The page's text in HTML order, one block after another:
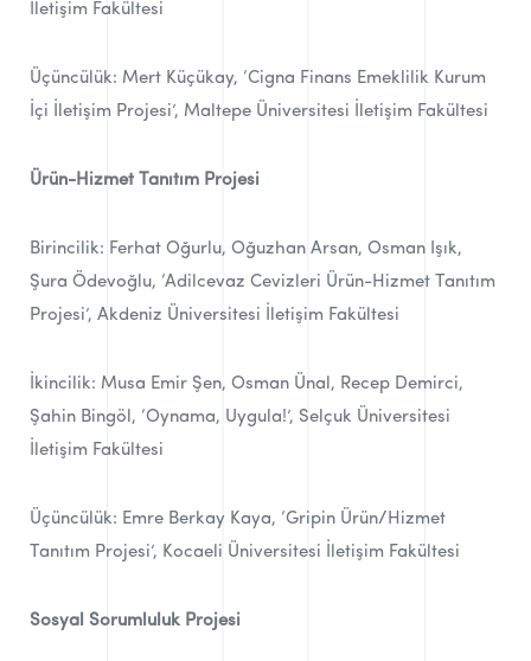
İletişim Fakültesi
Üçüncülük: Mert Küçükay, ‘Cigna Finans Emeklilik Kurum
İçi İletişim Projesi’, Maltepe Üniversitesi İletişim Fakültesi
Ürün-Hizmet Tanıtım Projesi
Birincilik: Ferhat Oğurlu, Oğuzhan Arsan, Osman Işık,
Şura Ödevoğlu, ‘Adilcevaz Cevizleri Ürün-Hizmet Tanıtım
Projesi’, Akdeniz Üniversitesi İletişim Fakültesi
İkincilik: Musa Emir Şen, Osman Ünal, Recep Demirci,
Şahin Bingöl, ‘Oynama, Uygula!’, Selçuk Üniversitesi
İletişim Fakültesi
Üçüncülük: Emre Berkay Kaya, ‘Gripin Ürün/Hizmet
Tanıtım Projesi’, Kocaeli Üniversitesi İletişim Fakültesi
Sosyal Sorumluluk Projesi